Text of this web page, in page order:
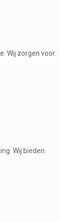
Wij zorgen voor:
Wij bieden: